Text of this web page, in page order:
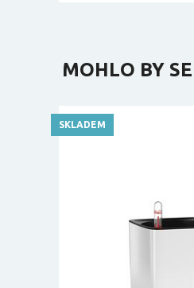
MOHLO BY
SKLADEM